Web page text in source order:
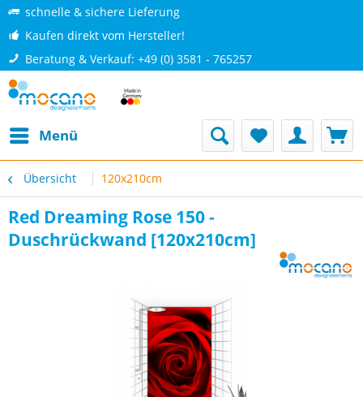
schnelle & sichere Lieferung
Kaufen direkt vom Hersteller!
Beratung & Verkauf: +49 (0) 3581 - 765257
Menü
Übersicht 120x210cm
Red Dreaming Rose 150 -
Duschrückwand [120x210cm]